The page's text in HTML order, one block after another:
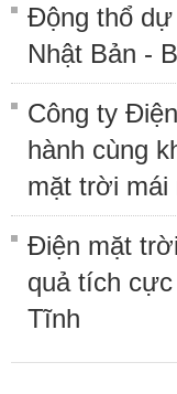
Động thổ
Nhật Bản -
Công ty
hành cùng
mặt trời mái
Điện mặt
quả tích
Tĩnh